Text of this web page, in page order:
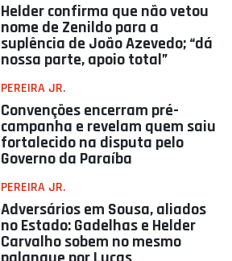
Helder confirma que não vetou
nome de Zenildo para a
suplência de João Azevedo; “dá
nossa parte, apoio total”
PEREIRA JR.
Convenções encerram pré-
campanha e revelam quem saiu
fortalecido na disputa pelo
Governo da Paraíba
PEREIRA JR.
Adversários em Sousa, aliados
no Estado: Gadelhas e Helder
Carvalho sobem no mesmo